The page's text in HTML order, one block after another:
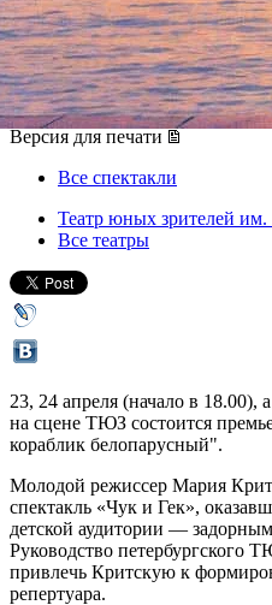
по мотивам
сказок
23 апреля 2014, среда-24
Версия для печати
Все спектакли
Театр юных зрителей
Все театры
23, 24 апреля (начало в 18.00),
на сцене ТЮЗ состоится
кораблик белопарусный".
Молодой режиссер Мария
спектакль «Чук и Гек»,
детской аудитории —
Руководство петербургского
привлечь Критскую к
репертуара.